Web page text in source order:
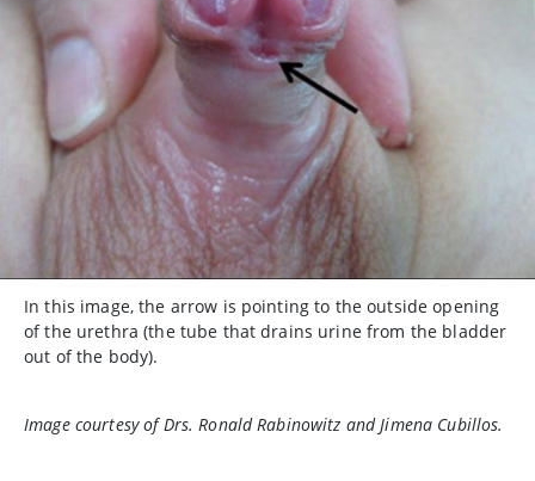
In this image, the arrow is pointing to the outside opening
of the urethra (the tube that drains urine from the bladder
out of the body).
Image courtesy of Drs. Ronald Rabinowitz and Jimena Cubillos.